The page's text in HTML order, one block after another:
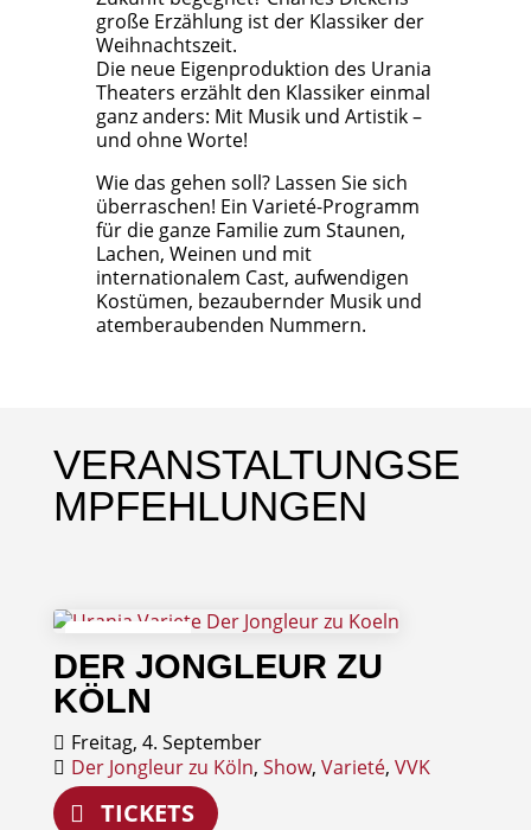
große Erzählung ist der Klassiker der
Weihnachtszeit.
Die neue Eigenproduktion des Urania
Theaters erzählt den Klassiker einmal
ganz anders: Mit Musik und Artistik –
und ohne Worte!
Wie das gehen soll? Lassen Sie sich
überraschen! Ein Varieté-Programm
für die ganze Familie zum Staunen,
Lachen, Weinen und mit
internationalem Cast, aufwendigen
Kostümen, bezaubernder Musik und
atemberaubenden Nummern.
VERANSTALTUNGSE
MPFEHLUNGEN
04
September
DER JONGLEUR ZU
KÖLN
Freitag, 4. September
Der Jongleur zu Köln, Show, Varieté, VVK
TICKETS